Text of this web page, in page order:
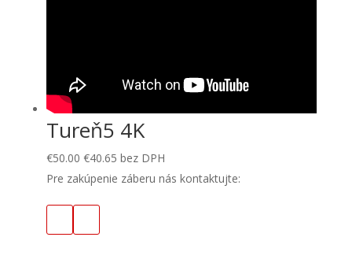
Tureň5 4K
€50.00 €40.65 bez DPH
Pre zakúpenie záberu nás kontaktujte: